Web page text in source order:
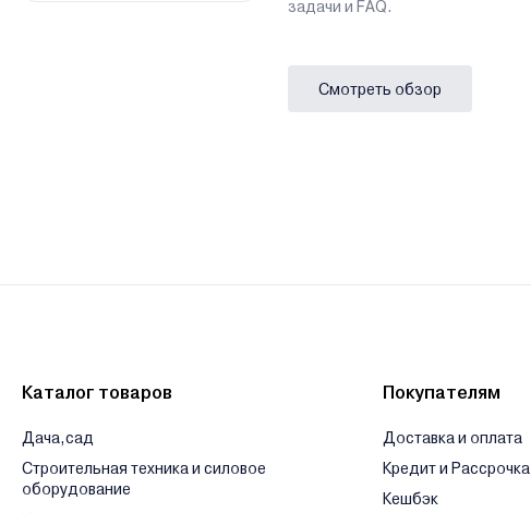
задачи и FAQ.
Смотреть обзор
Каталог товаров
Дача,сад
Строительная техника и силовое
оборудование
Покупателям
Доставка и оплата
Кредит и Рассрочка
Кешбэк